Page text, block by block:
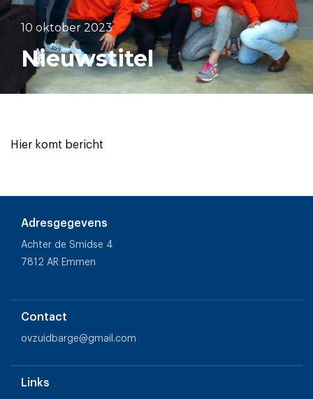
10 oktober 2023
Nieuwstitel
Hier komt bericht
Adresgegevens
Achter de Smidse 4
7812 AR Emmen
Contact
ovzuidbarge@gmail.com
Links